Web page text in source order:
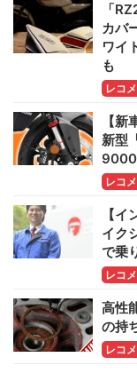
「
カバ
ワイ
も
レコ
【
新型
9000
レコ
【
イク
で乗
レコ
高性
の持
レコ